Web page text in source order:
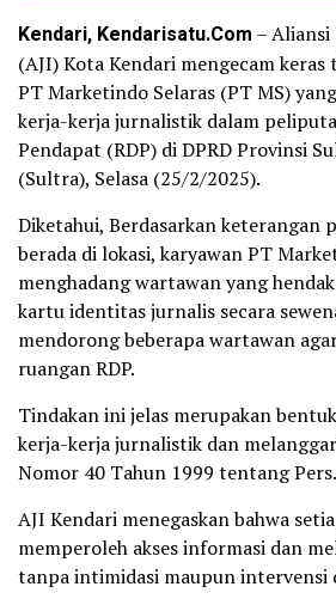
Kendari, Kendarisatu.Com –
(AJI) Kota Kendari mengecam
PT Marketindo Selaras (PT MS)
kerja-kerja jurnalistik dalam
Pendapat (RDP) di DPRD Provinsi
(Sultra), Selasa (25/2/2025).
Diketahui, Berdasarkan keterangan
berada di lokasi, karyawan PT
menghadang wartawan yang
kartu identitas jurnalis secara
mendorong beberapa wartawan
ruangan RDP.
Tindakan ini jelas merupakan
kerja-kerja jurnalistik dan
Nomor 40 Tahun 1999 tentang Pers.
AJI Kendari menegaskan bahwa
memperoleh akses informasi dan
tanpa intimidasi maupun intervensi